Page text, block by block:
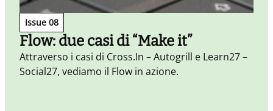
Issue 08
Flow: due casi di “Make it”
Attraverso i casi di Cross.In – Autogrill e Learn27 –
Social27, vediamo il Flow in azione.